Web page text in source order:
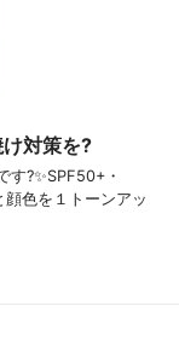
対策を?
?✨SPF50+・
色を１トーンアッ